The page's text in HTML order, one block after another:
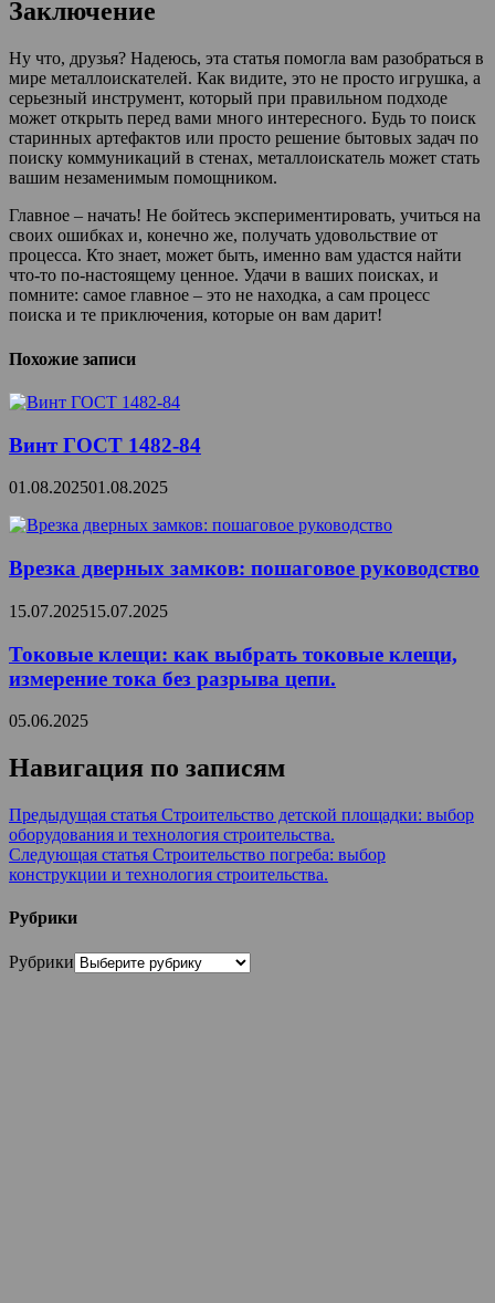
Заключение
Ну что, друзья? Надеюсь, эта статья помогла вам разобраться в
мире металлоискателей. Как видите, это не просто игрушка, а
серьезный инструмент, который при правильном подходе
может открыть перед вами много интересного. Будь то поиск
старинных артефактов или просто решение бытовых задач по
поиску коммуникаций в стенах, металлоискатель может стать
вашим незаменимым помощником.
Главное – начать! Не бойтесь экспериментировать, учиться на
своих ошибках и, конечно же, получать удовольствие от
процесса. Кто знает, может быть, именно вам удастся найти
что-то по-настоящему ценное. Удачи в ваших поисках, и
помните: самое главное – это не находка, а сам процесс
поиска и те приключения, которые он вам дарит!
Похожие записи
Винт ГОСТ 1482-84
01.08.202501.08.2025
Врезка дверных замков: пошаговое руководство
15.07.202515.07.2025
Токовые клещи: как выбрать токовые клещи,
измерение тока без разрыва цепи.
05.06.2025
Навигация по записям
Предыдущая статья Строительство детской площадки: выбор
оборудования и технология строительства.
Следующая статья Строительство погреба: выбор
конструкции и технология строительства.
Рубрики
Рубрики